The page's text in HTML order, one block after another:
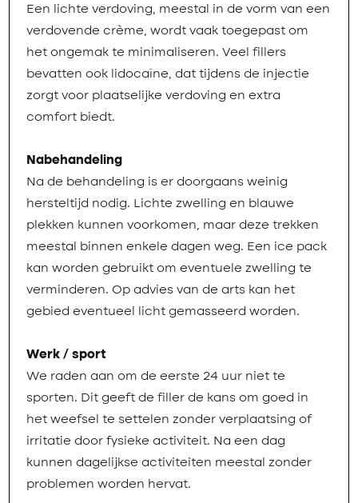
Een lichte verdoving, meestal in de vorm van een
verdovende crème, wordt vaak toegepast om
het ongemak te minimaliseren. Veel fillers
bevatten ook lidocaïne, dat tijdens de injectie
zorgt voor plaatselijke verdoving en extra
comfort biedt.
Nabehandeling
Na de behandeling is er doorgaans weinig
hersteltijd nodig. Lichte zwelling en blauwe
plekken kunnen voorkomen, maar deze trekken
meestal binnen enkele dagen weg. Een ice pack
kan worden gebruikt om eventuele zwelling te
verminderen. Op advies van de arts kan het
gebied eventueel licht gemasseerd worden.
Werk / sport
We raden aan om de eerste 24 uur niet te
sporten. Dit geeft de filler de kans om goed in
het weefsel te settelen zonder verplaatsing of
irritatie door fysieke activiteit. Na een dag
kunnen dagelijkse activiteiten meestal zonder
problemen worden hervat.